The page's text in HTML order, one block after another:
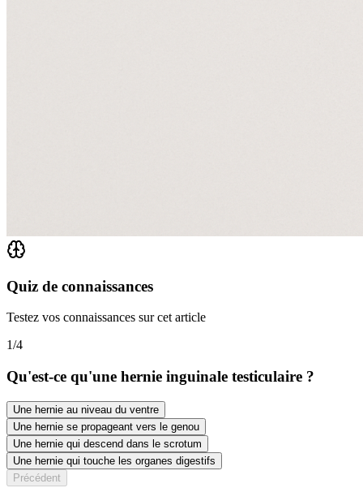
Quiz de connaissances
Testez vos connaissances sur cet article
1/4
Qu'est-ce qu'une hernie inguinale testiculaire ?
Une hernie au niveau du ventre
Une hernie se propageant vers le genou
Une hernie qui descend dans le scrotum
Une hernie qui touche les organes digestifs
Précédent